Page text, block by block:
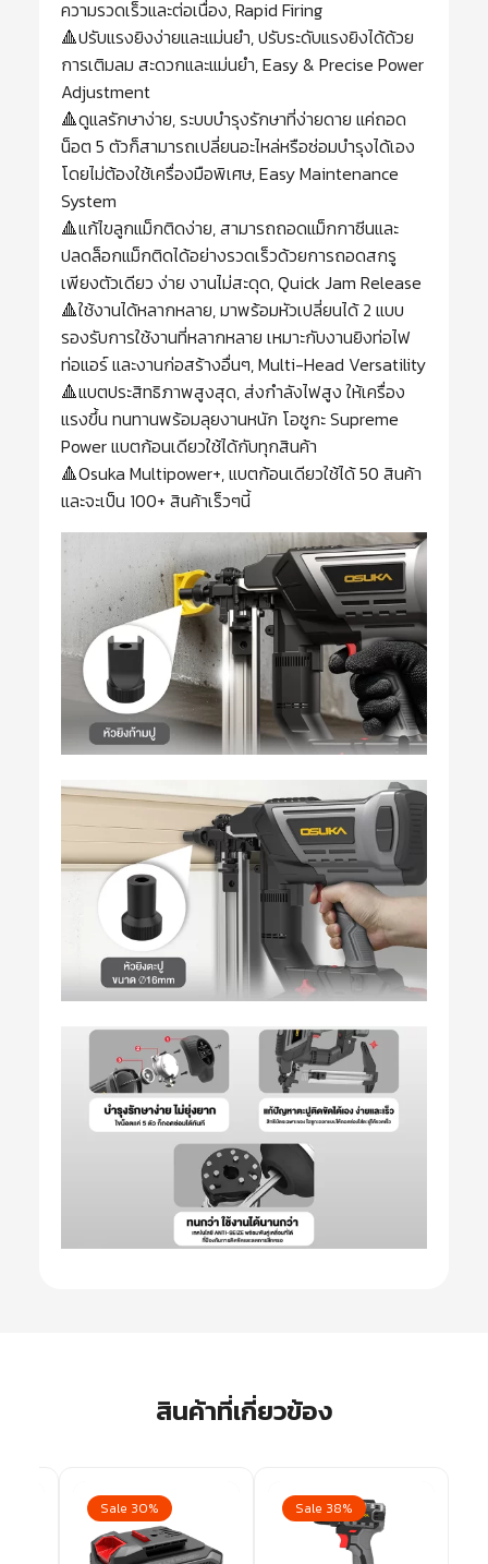
ความรวดเร็วและต่อเนื่อง, Rapid Firing
🔺ปรับแรงยิงง่ายและแม่นยำ, ปรับระดับแรงยิงได้ด้วย
การเติมลม สะดวกและแม่นยำ, Easy & Precise Power
Adjustment
🔺ดูแลรักษาง่าย, ระบบบำรุงรักษาที่ง่ายดาย แค่ถอด
น็อต 5 ตัวก็สามารถเปลี่ยนอะไหล่หรือซ่อมบำรุงได้เอง
โดยไม่ต้องใช้เครื่องมือพิเศษ, Easy Maintenance
System
🔺แก้ไขลูกแม็กติดง่าย, สามารถถอดแม็กกาซีนและ
ปลดล็อกแม็กติดได้อย่างรวดเร็วด้วยการถอดสกรู
เพียงตัวเดียว ง่าย งานไม่สะดุด, Quick Jam Release
🔺ใช้งานได้หลากหลาย, มาพร้อมหัวเปลี่ยนได้ 2 แบบ
รองรับการใช้งานที่หลากหลาย เหมาะกับงานยิงท่อไฟ
ท่อแอร์ และงานก่อสร้างอื่นๆ, Multi-Head Versatility
🔺แบตประสิทธิภาพสูงสุด, ส่งกำลังไฟสูง ให้เครื่อง
แรงขึ้น ทนทานพร้อมลุยงานหนัก โอซูกะ Supreme
Power แบตก้อนเดียวใช้ได้กับทุกสินค้า
🔺Osuka Multipower+, แบตก้อนเดียวใช้ได้ 50 สินค้า
และจะเป็น 100+ สินค้าเร็วๆนี้
สินค้าที่เกี่ยวข้อง
Sale 30% Sale 38%